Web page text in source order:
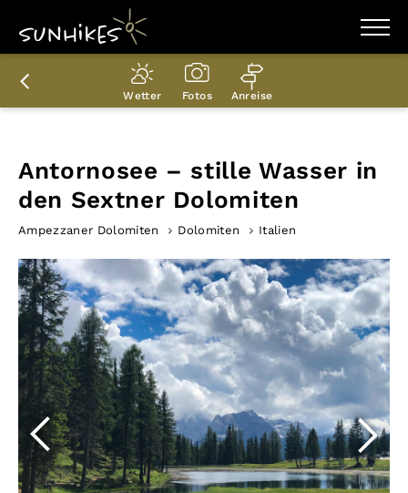
WANDERZIELE
WANDERUNGEN
ENTDECKEN
PLANER
Wetter Fotos Anreise
Antornosee – stille Wasser in
den Sextner Dolomiten
Ampezzaner Dolomiten Dolomiten Italien